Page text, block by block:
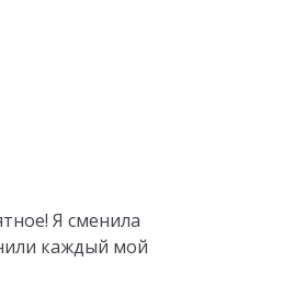
Я сменила
каждый мой